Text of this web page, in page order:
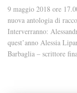
9 maggio 2018 ore
nuova antologia di
Interverranno:
quest’anno Alessia
Barbaglia – scrittore